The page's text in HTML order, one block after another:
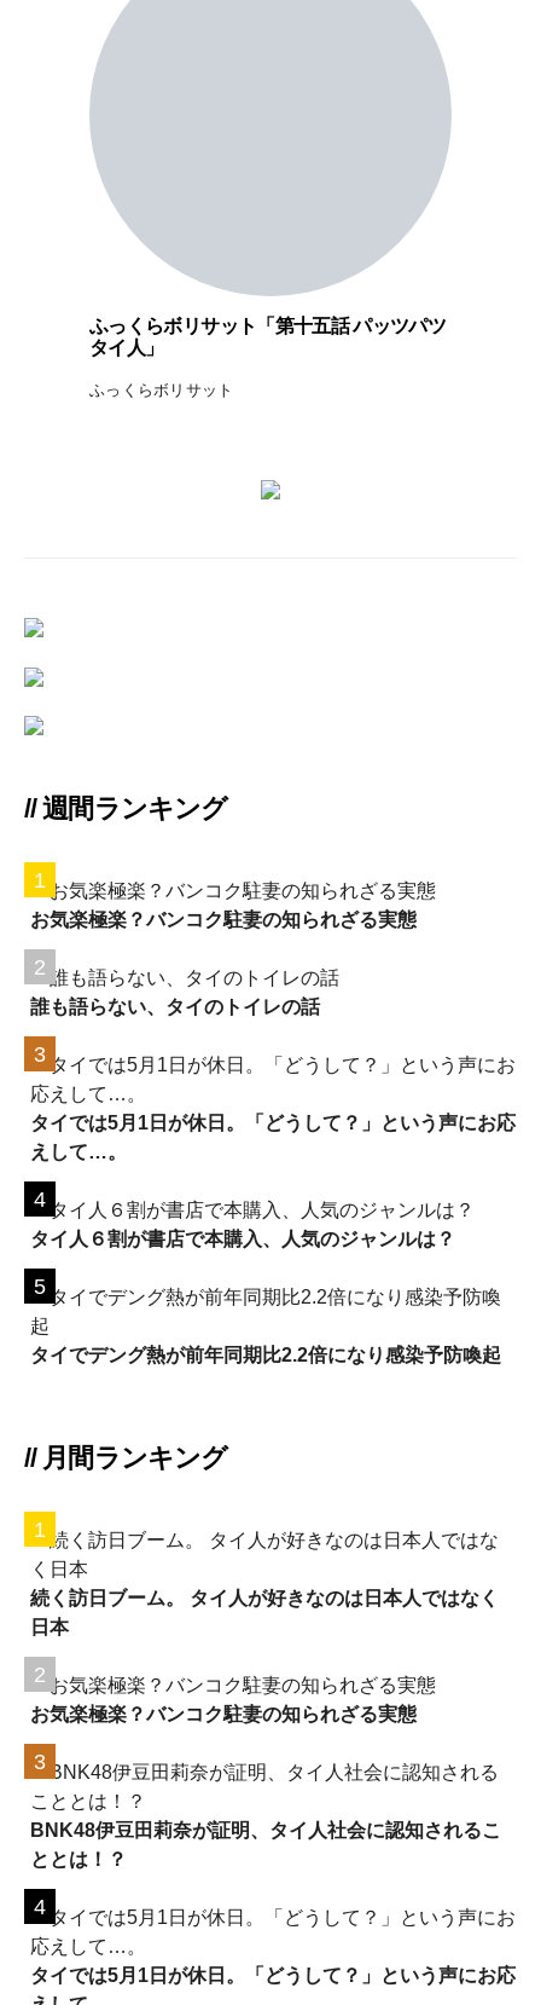
ふっくらボリサット「第十五話 パッツパツ
タイ人」
ふっくらボリサット
// 週間ランキング
お気楽極楽？バンコク駐妻の知られざる実態
誰も語らない、タイのトイレの話
タイでは5月1日が休日。「どうして？」という声にお応
えして…。
タイ人６割が書店で本購入、人気のジャンルは？
タイでデング熱が前年同期比2.2倍になり感染予防喚起
// 月間ランキング
続く訪日ブーム。 タイ人が好きなのは日本人ではなく
日本
お気楽極楽？バンコク駐妻の知られざる実態
BNK48伊豆田莉奈が証明、タイ人社会に認知されるこ
ととは！？
タイでは5月1日が休日。「どうして？」という声にお応